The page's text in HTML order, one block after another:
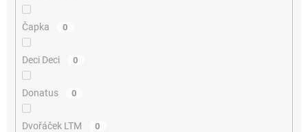
Čapka 0
Deci Deci 0
Donatus 0
Dvořáček LTM 0